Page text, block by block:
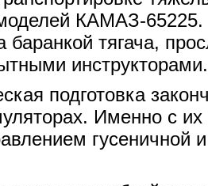
КАМАЗ-
баранкой тягача,
инструкторами.
подготовка
Именно с
гусеничной